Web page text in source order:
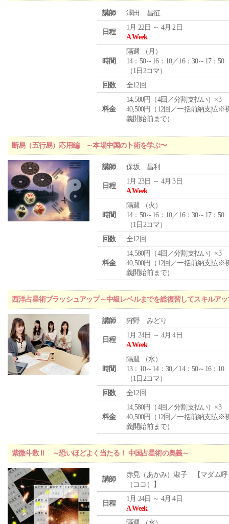
講師 澤田 昌征
日程
1月 22日 ～ 4月 2日
A Week
時間
隔週 （ 月 ）
14：50～16：10／16：30～17：50
（1日2コマ）
回数
全12回
料金
14,580円（4回／分割支払い）×3
40,500円（12回／一括前納支払※
義開始前まで）
断易（五行易）応用編 ～本場中国の卜術を学ぶ〜
講師 保坂 昌利
日程
1月 23日 ～ 4月 3日
A Week
時間
隔週 （火 ）
14：50～16：10／16：30～17：50
（1日2コマ）
回数
全12回
料金
14,580円（4回／分割支払い）×3
40,500円（12回／一括前納支払※
義開始前まで）
西洋占星術ブラッシュアップ～中級レベルまでを総復習してスキルア
講師 狩野 みどり
日程
1月 24日 ～ 4月 4日
A Week
時間
隔週 （水）
13：10～14：30／14：50～16：10
（1日2コマ）
回数
全12回
料金
14,580円（4回／分割支払い）×3
40,500円（12回／一括前納支払※
義開始前まで）
紫微斗数Ⅱ ～恐いほどよく当たる！ 中国占星術の奥義～
講師
赤見（あかみ）淑子 【マダム呼
（ココ）】
日程
1月 24日 ～ 4月 4日
A Week